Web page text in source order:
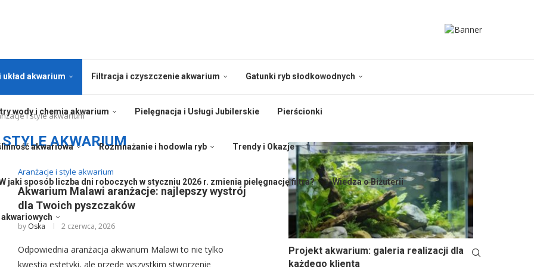
układ akwarium Filtracja i czyszczenie akwarium Gatunki ryb słodkowodnych
wody i chemia akwarium Pielęgnacja i Usługi Jubilerskie Pierścionki
akwariowa Rozmnażanie i hodowla ryb Trendy i Okazje
jaki sposób liczba dni roboczych w styczniu 2026 r. zmienia pielęgnację filtra? Wiedza o Biżuterii
i style akwarium
AKWARIUM
Aranżacje i style akwarium
Akwarium Malawi aranżacje: najlepszy wystrój
dla Twoich pyszczaków
by Oska 2 czerwca, 2026
Odpowiednia aranżacja akwarium Malawi to nie tylko
kwestia estetyki, ale przede wszystkim stworzenie
Projekt akwarium: galeria realizacji dla
każdego klienta